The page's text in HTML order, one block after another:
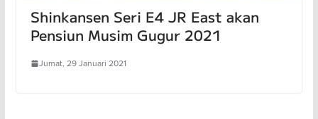
Shinkansen Seri E4 JR East akan
Pensiun Musim Gugur 2021
Jumat, 29 Januari 2021